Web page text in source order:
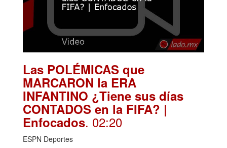
Las POLÉMICAS que
MARCARON la ERA
INFANTINO ¿Tiene sus días
CONTADOS en la FIFA? |
Enfocados. 02:20
ESPN Deportes